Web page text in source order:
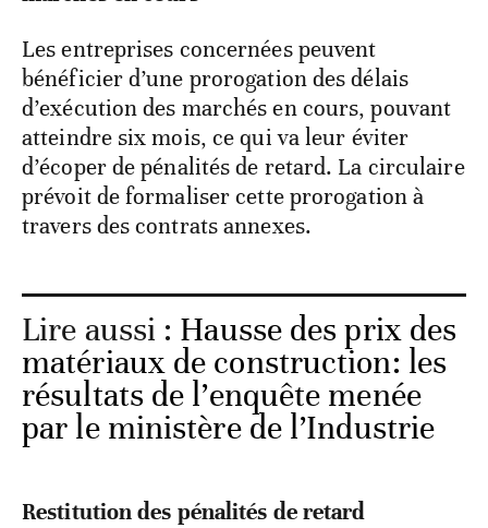
Les entreprises concernées peuvent
bénéficier d’une prorogation des délais
d’exécution des marchés en cours, pouvant
atteindre six mois, ce qui va leur éviter
d’écoper de pénalités de retard. La circulaire
prévoit de formaliser cette prorogation à
travers des contrats annexes.
Lire aussi : Hausse des prix des
matériaux de construction: les
résultats de l’enquête menée
par le ministère de l’Industrie
Restitution des pénalités de retard